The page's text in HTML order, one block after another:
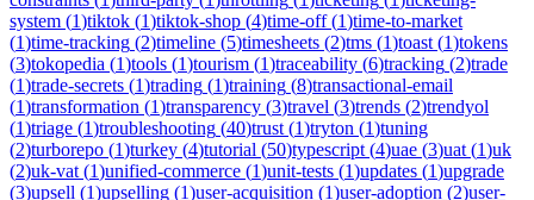
system (1)tiktok (1)tiktok-shop (4)time-off(1)time-to-market
(1)time-tracking (2)timeline (5)timesheets (2)tms (1)toast (1)tokens
(3)tokopedia (1)tools (1)tourism (1)traceability (6)tracking (2)trade
(1)trade-secrets (1)trading (1)training (8)transactional-email
(1)transformation (1)transparency (3)travel (3)trends (2)trendyol
(1)triage (1)troubleshooting (40)trust (1)tryton (1)tuning
(2)turborepo (1)turkey (4)tutorial (50)typescript (4)uae (3)uat (1)uk
(2)uk-vat (1)unified-commerce (1)unit-tests (1)updates (1)upgrade
(3)upsell (1)upselling (1)user-acquisition (1)user-adoption (2)user-